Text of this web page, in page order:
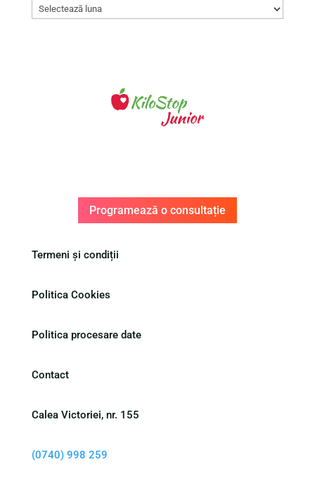
Arhive
Programează o consultație
Termeni și condiții
Politica Cookies
Politica procesare date
Contact
Calea Victoriei, nr. 155
(0740) 998 259